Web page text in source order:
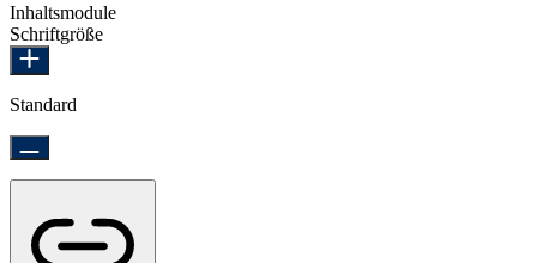
Inhaltsmodule
Schriftgröße
Standard